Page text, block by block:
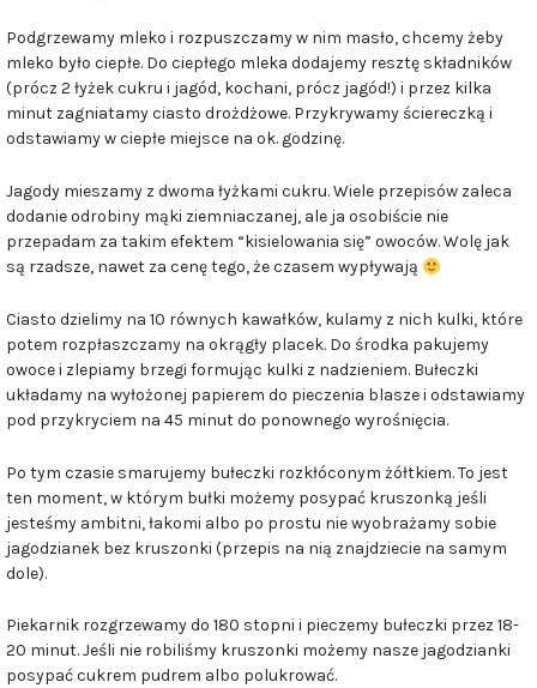
Podgrzewamy mleko i rozpuszczamy w nim masło, chcemy żeby
mleko było ciepłe. Do ciepłego mleka dodajemy resztę składników
(prócz 2 łyżek cukru i jagód, kochani, prócz jagód!) i przez kilka
minut zagniatamy ciasto drożdżowe. Przykrywamy ściereczką i
odstawiamy w ciepłe miejsce na ok. godzinę.
Jagody mieszamy z dwoma łyżkami cukru. Wiele przepisów zaleca
dodanie odrobiny mąki ziemniaczanej, ale ja osobiście nie
przepadam za takim efektem “kisielowania się” owoców. Wolę jak
są rzadsze, nawet za cenę tego, że czasem wypływają
Ciasto dzielimy na 10 równych kawałków, kulamy z nich kulki, które
potem rozpłaszczamy na okrągły placek. Do środka pakujemy
owoce i zlepiamy brzegi formując kulki z nadzieniem. Bułeczki
układamy na wyłożonej papierem do pieczenia blasze i odstawiamy
pod przykryciem na 45 minut do ponownego wyrośnięcia.
Po tym czasie smarujemy bułeczki rozkłóconym żółtkiem. To jest
ten moment, w którym bułki możemy posypać kruszonką jeśli
jesteśmy ambitni, łakomi albo po prostu nie wyobrażamy sobie
jagodzianek bez kruszonki (przepis na nią znajdziecie na samym
dole).
Piekarnik rozgrzewamy do 180 stopni i pieczemy bułeczki przez 18-
20 minut. Jeśli nie robiliśmy kruszonki możemy nasze jagodzianki
posypać cukrem pudrem albo polukrować.